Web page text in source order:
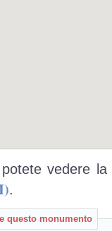
vedere la
.
questo monumento